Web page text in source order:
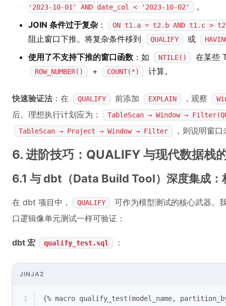
'2023-10-01' AND date_col < '2023-10-02'
。
JOIN 条件过于复杂 ： ON t1.a = t2.b AND t1.c >
阻止窗口下推。将复杂条件移到 QUALIFY 或
使用了不支持下推的窗口函数 ：如 NTILE() 在某些
ROW_NUMBER() + COUNT(*) 计算。
快速验证法 ：在 QUALIFY 前添加 EXPLAIN ，观察
后。理想执行计划应为：
TableScan → Window →
TableScan → Project → Window → Filter
，则说明窗
6. 进阶技巧：QUALIFY 与现代数据栈
6.1 与 dbt（Data Build Tool）深度集成：
在 dbt 项目中， QUALIFY
可作为模型测试的核心武器。
口逻辑像单元测试一样可验证：
dbt 宏 qualify_test.sql ：
JINJA2
1
{% macro qualify_test(model_name,